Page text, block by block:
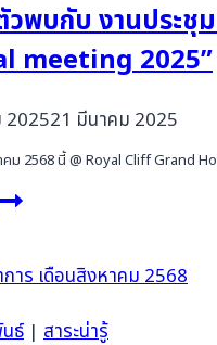
จ
ะ
ครอง
ก
าวชน
วพบกับ งานประชุม
meeting 2025”
202521 มีนาคม 2025
ม 2568 นี้ @ Royal Cliff Grand
รียม
น
ธ์| สาระน่ารู้